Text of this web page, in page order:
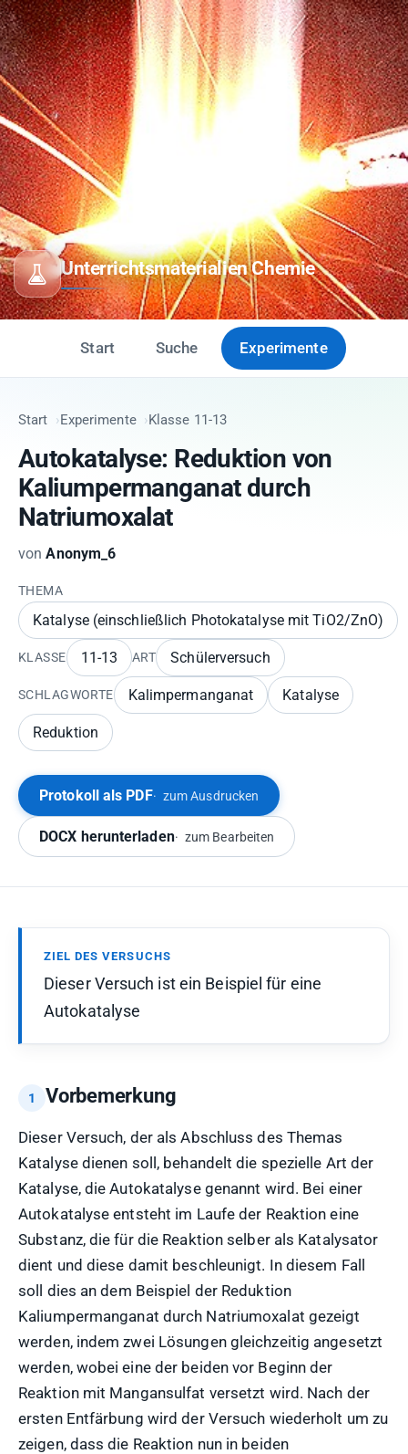
Unterrichtsmaterialien Chemie
Start Suche Experimente
Start Experimente Klasse 11-13
Autokatalyse: Reduktion von
Kaliumpermanganat durch
Natriumoxalat
vonAnonym_6
THEMA
Katalyse (einschließlich Photokatalyse mit TiO2/ZnO)
KLASSE 11-13 ART Schülerversuch
SCHLAGWORTE Kalimpermanganat Katalyse
Reduktion
Protokoll als PDF zum Ausdrucken
DOCX herunterladen zum Bearbeiten
ZIEL DES VERSUCHS
Dieser Versuch ist ein Beispiel für eine
Autokatalyse
Vorbemerkung
Dieser Versuch, der als Abschluss des Themas
Katalyse dienen soll, behandelt die spezielle Art der
Katalyse, die Autokatalyse genannt wird. Bei einer
Autokatalyse entsteht im Laufe der Reaktion eine
Substanz, die für die Reaktion selber als Katalysator
dient und diese damit beschleunigt. In diesem Fall
soll dies an dem Beispiel der Reduktion
Kaliumpermanganat durch Natriumoxalat gezeigt
werden, indem zwei Lösungen gleichzeitig angesetzt
werden, wobei eine der beiden vor Beginn der
Reaktion mit Mangansulfat versetzt wird. Nach der
ersten Entfärbung wird der Versuch wiederholt um zu
zeigen, dass die Reaktion nun in beiden